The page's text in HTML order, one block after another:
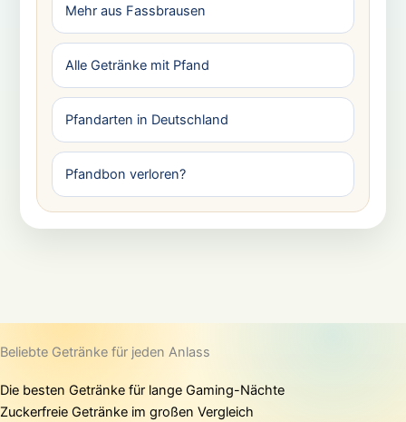
Mehr aus Fassbrausen
Alle Getränke mit Pfand
Pfandarten in Deutschland
Pfandbon verloren?
Beliebte Getränke für jeden Anlass
Die besten Getränke für lange Gaming-Nächte
Zuckerfreie Getränke im großen Vergleich